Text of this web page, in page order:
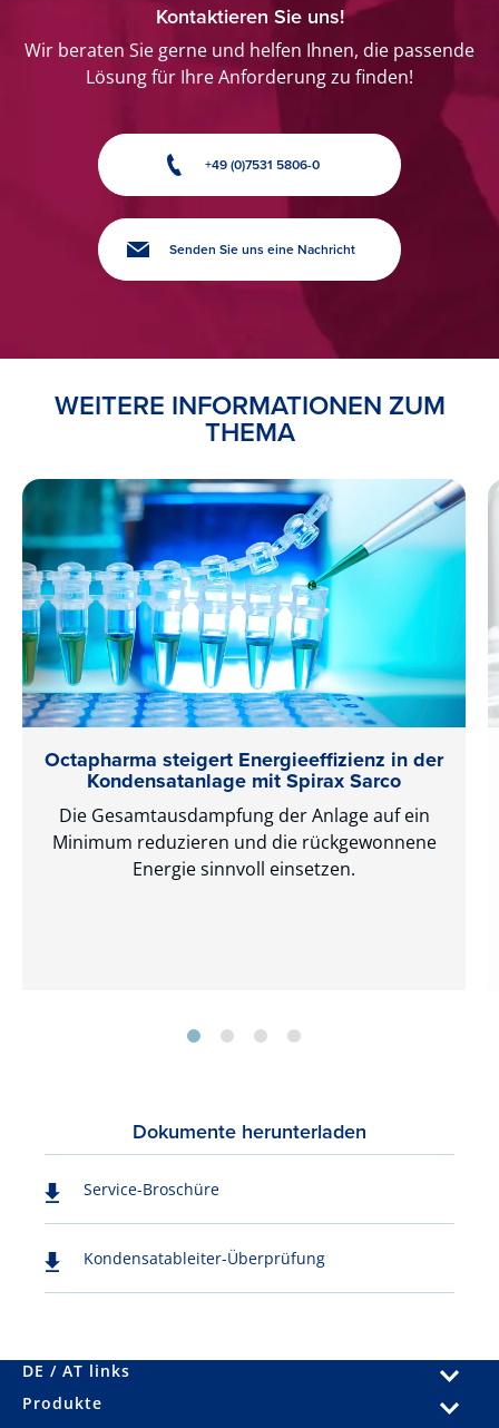
Kontaktieren Sie uns!
Wir beraten Sie gerne und helfen Ihnen, die passende
Lösung für Ihre Anforderung zu finden!
+49 (0)7531 5806-0
Senden Sie uns eine Nachricht
WEITERE INFORMATIONEN ZUM
THEMA
Octapharma steigert Energieeffizienz in der
Kondensatanlage mit ­Spirax Sarco
Die Gesamtausdampfung der Anlage auf ein
Minimum reduzieren und die rückgewonnene
Energie sinnvoll einsetzen.
Dokumente herunterladen
Service-Broschüre
Kondensatableiter-Überprüfung
DE / AT links
Produkte